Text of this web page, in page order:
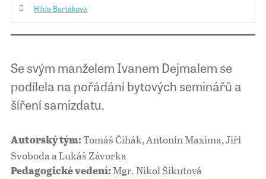
Hilda Bartáková
Se svým manželem Ivanem Dejmalem se
podílela na pořádání bytových seminářů a
šíření samizdatu.
Autorský tým: Tomáš Čihák, Antonín Maxima, Jiří
Svoboda a Lukáš Závorka
Pedagogické vedení: Mgr. Nikol Šikutová